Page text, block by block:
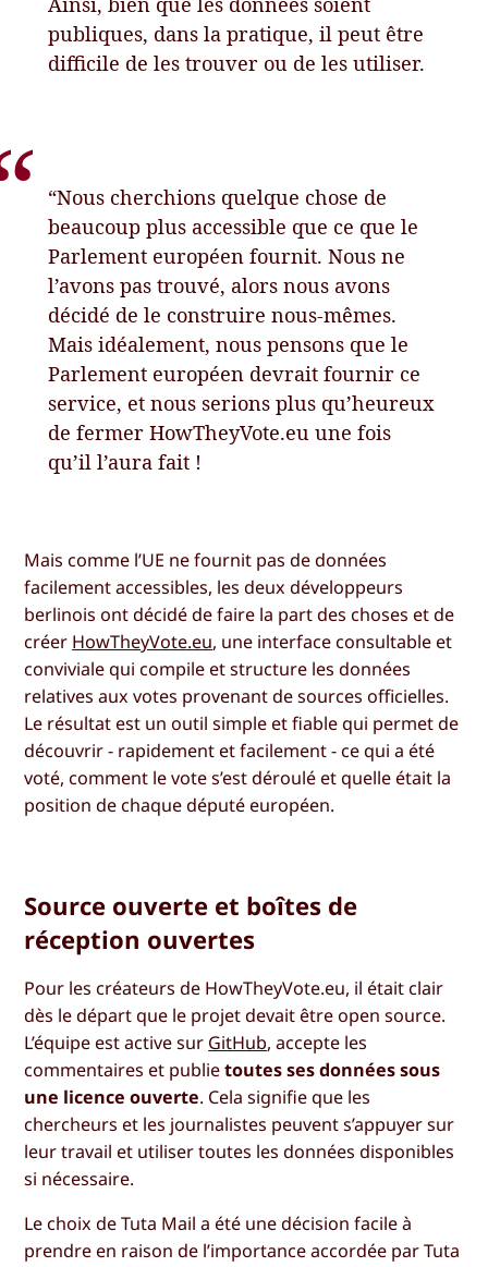
publiques, dans la pratique, il peut être
difficile de les trouver ou de les utiliser.
“Nous cherchions quelque chose de
beaucoup plus accessible que ce que le
Parlement européen fournit. Nous ne
l’avons pas trouvé, alors nous avons
décidé de le construire nous-mêmes.
Mais idéalement, nous pensons que le
Parlement européen devrait fournir ce
service, et nous serions plus qu’heureux
de fermer HowTheyVote.eu une fois
qu’il l’aura fait !
Mais comme l’UE ne fournit pas de données
facilement accessibles, les deux développeurs
berlinois ont décidé de faire la part des choses et de
créer HowTheyVote.eu, une interface consultable et
conviviale qui compile et structure les données
relatives aux votes provenant de sources officielles.
Le résultat est un outil simple et fiable qui permet de
découvrir - rapidement et facilement - ce qui a été
voté, comment le vote s’est déroulé et quelle était la
position de chaque député européen.
Source ouverte et boîtes de
réception ouvertes
Pour les créateurs de HowTheyVote.eu, il était clair
dès le départ que le projet devait être open source.
L’équipe est active sur GitHub, accepte les
commentaires et publietoutes ses données sous
une licence ouverte. Cela signifie que les
chercheurs et les journalistes peuvent s’appuyer sur
leur travail et utiliser toutes les données disponibles
si nécessaire.
Le choix de Tuta Mail a été une décision facile à
prendre en raison de l’importance accordée par Tuta